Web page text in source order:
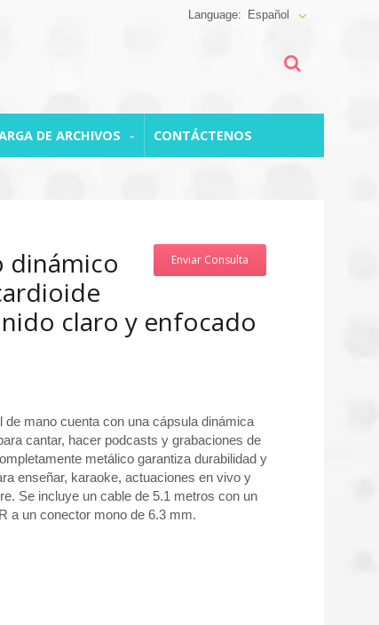
Español
DE ARCHIVOS CONTÁCTENOS
Enviar Consulta
dinámico
claro y enfocado
de mano cuenta con una cápsula dinámica
cantar, hacer podcasts y grabaciones de
metálico garantiza durabilidad y
enseñar, karaoke, actuaciones en vivo y
Se incluye un cable de 5.1 metros con un
a un conector mono de 6.3 mm.